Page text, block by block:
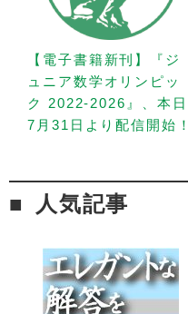
【電子書籍新刊】『ジ
ュニア数学オリンピッ
ク 2022-2026』、本日
7月31日より配信開始！
人気記事